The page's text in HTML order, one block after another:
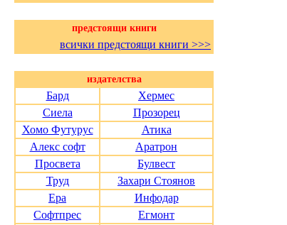
предстоящи книги
всички предстоящи книги >>>
издателства
Бард
Хермес
Сиела
Прозорец
Хомо Футурус
Атика
Алекс софт
Аратрон
Просвета
Булвест
Труд
Захари Стоянов
Ера
Инфодар
Софтпрес
Егмонт